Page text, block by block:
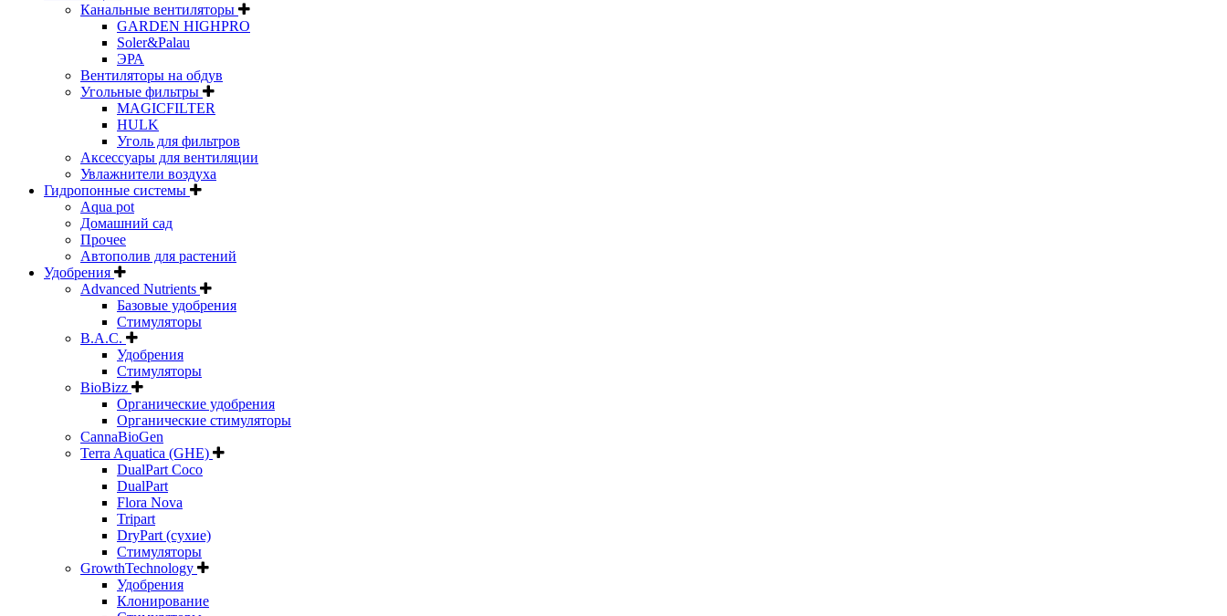
Канальные вентиляторы
GARDEN HIGHPRO
Soler&Palau
ЭРА
Вентиляторы на обдув
Угольные фильтры
MAGICFILTER
HULK
Уголь для фильтров
Аксессуары для вентиляции
Увлажнители воздуха
Гидропонные системы
Aqua pot
Домашний сад
Прочее
Автополив для растений
Удобрения
Advanced Nutrients
Базовые удобрения
Стимуляторы
B.A.C.
Удобрения
Стимуляторы
BioBizz
Органические удобрения
Органические стимуляторы
CannaBioGen
Terra Aquatica (GHE)
DualPart Coco
DualPart
Flora Nova
Tripart
DryPart (сухие)
Стимуляторы
GrowthTechnology
Удобрения
Клонирование